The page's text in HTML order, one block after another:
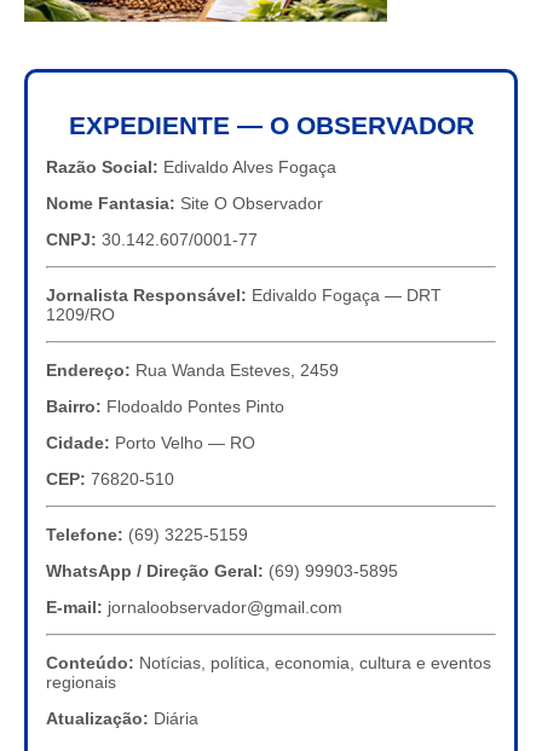
EXPEDIENTE — O OBSERVADOR
Razão Social: Edivaldo Alves Fogaça
Nome Fantasia: Site O Observador
CNPJ: 30.142.607/0001-77
Jornalista Responsável: Edivaldo Fogaça — DRT
1209/RO
Endereço: Rua Wanda Esteves, 2459
Bairro: Flodoaldo Pontes Pinto
Cidade: Porto Velho — RO
CEP: 76820-510
Telefone: (69) 3225-5159
WhatsApp / Direção Geral: (69) 99903-5895
E-mail: jornaloobservador@gmail.com
Conteúdo: Notícias, política, economia, cultura e eventos
regionais
Atualização: Diária